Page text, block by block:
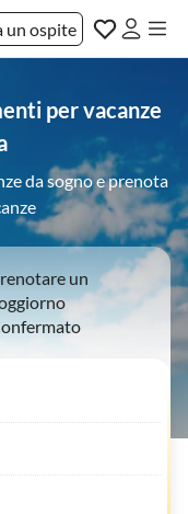
un ospite
per vacanze
da sogno e prenota
un